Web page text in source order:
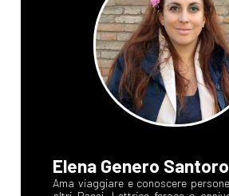
Elena Genero Santoro